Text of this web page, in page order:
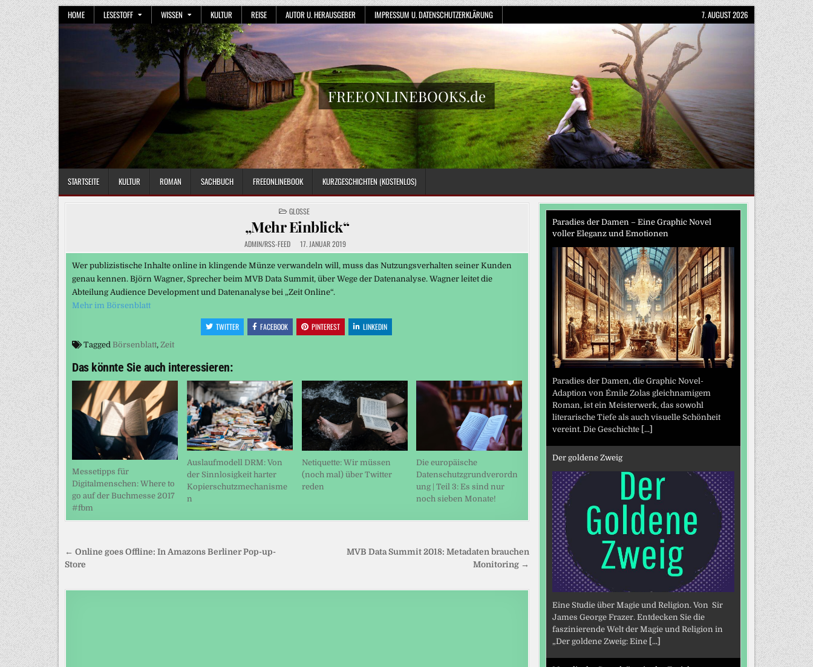
Skip
to
content
HOME LESESTOFF WISSEN KULTUR REISE AUTOR U. HERAUSGEBER IMPRESSUM U. DATENSCHUTZERKLÄRUNG 7. AUGUST 2026
FREEONLINEBOOKS.de
STARTSEITE KULTUR ROMAN SACHBUCH FREEONLINEBOOK KURZGESCHICHTEN (KOSTENLOS)
POSTED
IN
GLOSSE
„Mehr Einblick“
ADMIN/RSS-FEED 17. JANUAR 2019
Wer publizistische Inhalte online in klingende Münze verwandeln will, muss das Nutzungsverhalten seiner Kunden
genau kennen. Björn Wagner, Sprecher beim MVB Data Summit, über Wege der Datenanalyse. Wagner leitet die
Abteilung Audience Development und Datenanalyse bei „Zeit Online“.
Mehr im Börsenblatt
TWITTER FACEBOOK PINTEREST LINKEDIN
Tagged Börsenblatt, Zeit
Das könnte Sie auch interessieren:
Messetipps für
Digitalmenschen: Where to
go auf der Buchmesse 2017
#fbm
Auslaufmodell DRM: Von
der Sinnlosigkeit harter
Kopierschutzmechanisme
n
Netiquette: Wir müssen
(noch mal) über Twitter
reden
Die europäische
Datenschutzgrundverordn
ung | Teil 3: Es sind nur
noch sieben Monate!
Beitragsnavigation
MVB Data Summit 2018: Metadaten brauchen
Monitoring →
← Online goes Offline: In Amazons Berliner Pop-up-
Store
Paradies der Damen – Eine Graphic Novel
voller Eleganz und Emotionen
Paradies der Damen, die Graphic Novel-
Adaption von Émile Zolas gleichnamigem
Roman, ist ein Meisterwerk, das sowohl
literarische Tiefe als auch visuelle Schönheit
vereint. Die Geschichte [...]
Der goldene Zweig
Eine Studie über Magie und Religion. Von Sir
James George Frazer. Entdecken Sie die
faszinierende Welt der Magie und Religion in
„Der goldene Zweig: Eine [...]